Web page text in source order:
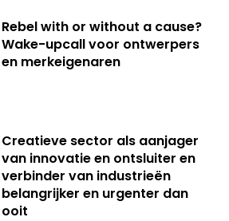
Rebel with or without a cause?
Wake-upcall voor ontwerpers
en merkeigenaren
Creatieve sector als aanjager
van innovatie en ontsluiter en
verbinder van industrieën
belangrijker en urgenter dan
ooit